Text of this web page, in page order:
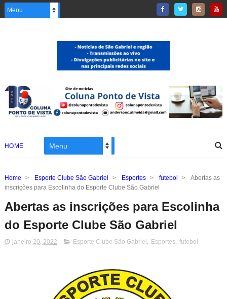
HOME
Home > Esporte Clube São Gabriel > Esportes > futebol >
Abertas as
inscrições para Escolinha do Esporte Clube São Gabriel
Abertas as inscrições para Escolinha
do Esporte Clube São Gabriel
janeiro 20, 2022 Esporte Clube São Gabriel , Esportes, futebol